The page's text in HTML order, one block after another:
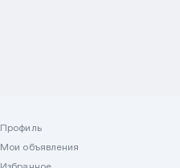
Профиль
Мои объявления